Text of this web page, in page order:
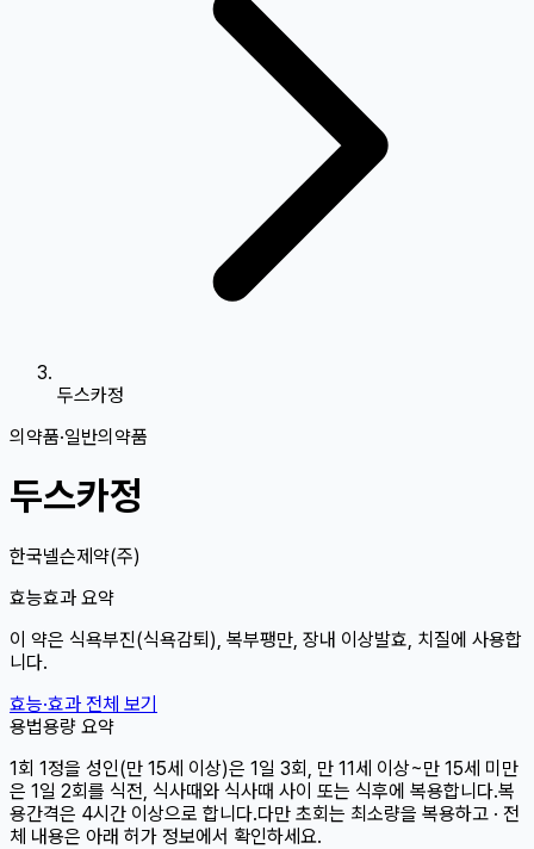
두스카정
의약품·일반의약품
두스카정
한국넬슨제약(주)
효능효과 요약
이 약은 식욕부진(식욕감퇴), 복부팽만, 장내 이상발효, 치질에 사용합
니다.
효능·효과 전체 보기
용법용량 요약
1회 1정을 성인(만 15세 이상)은 1일 3회, 만 11세 이상~만 15세 미만
은 1일 2회를 식전, 식사때와 식사때 사이 또는 식후에 복용합니다.복
용간격은 4시간 이상으로 합니다.다만 초회는 최소량을 복용하고 · 전
체 내용은 아래 허가 정보에서 확인하세요.